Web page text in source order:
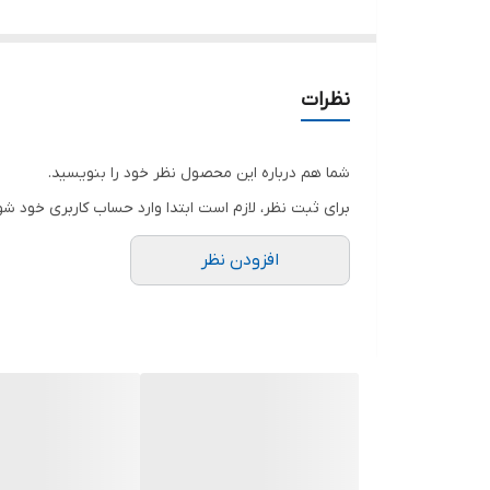
بلندر مناسب درست کردن انواع شیک و اسموتی و
قابلیت تنظیم سرعت
نظرات
شما هم درباره این محصول نظر خود را بنویسید.
برای ثبت نظر، لازم است ابتدا وارد حساب کاربری خود
افزودن نظر